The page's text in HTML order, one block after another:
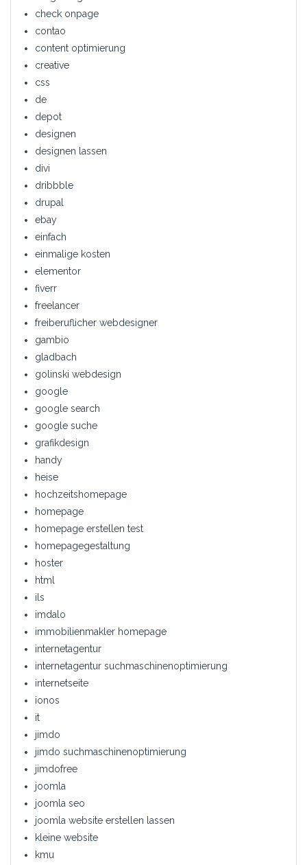
check onpage
contao
content optimierung
creative
css
de
depot
designen
designen lassen
divi
dribbble
drupal
ebay
einfach
einmalige kosten
elementor
fiverr
freelancer
freiberuflicher webdesigner
gambio
gladbach
golinski webdesign
google
google search
google suche
grafikdesign
handy
heise
hochzeitshomepage
homepage
homepage erstellen test
homepagegestaltung
hoster
html
ils
imdalo
immobilienmakler homepage
internetagentur
internetagentur suchmaschinenoptimierung
internetseite
ionos
it
jimdo
jimdo suchmaschinenoptimierung
jimdofree
joomla
joomla seo
joomla website erstellen lassen
kleine website
kmu